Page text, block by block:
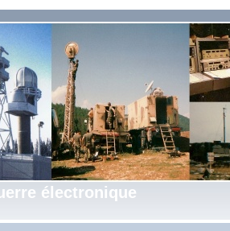
électronique